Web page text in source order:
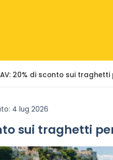
20% di sconto sui
: 4 lug 2026
sui traghetti